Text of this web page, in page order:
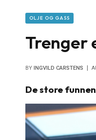
OLJE OG GASS
Trenger
BY INGVILD CARSTENS
De store